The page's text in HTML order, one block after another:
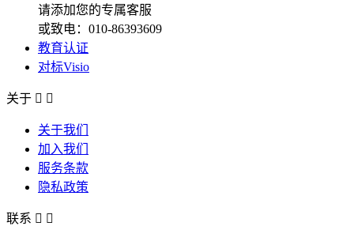
请添加您的专属客服
或致电：010-86393609
教育认证
对标Visio
关于  
关于我们
加入我们
服务条款
隐私政策
联系  